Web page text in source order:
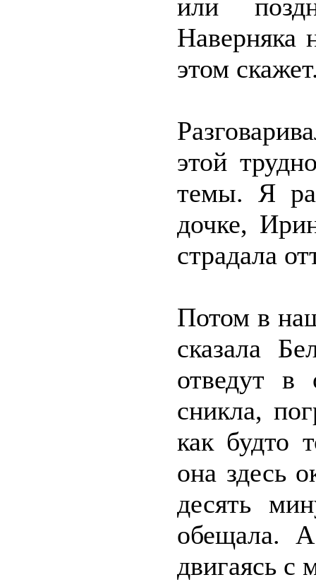
или
Наверняка
этом
этой
темы. Я
дочке,
страдала
Потом в
сказала
отведут в
сникла,
как будто
она здесь
десять
обещала.
двигаясь с